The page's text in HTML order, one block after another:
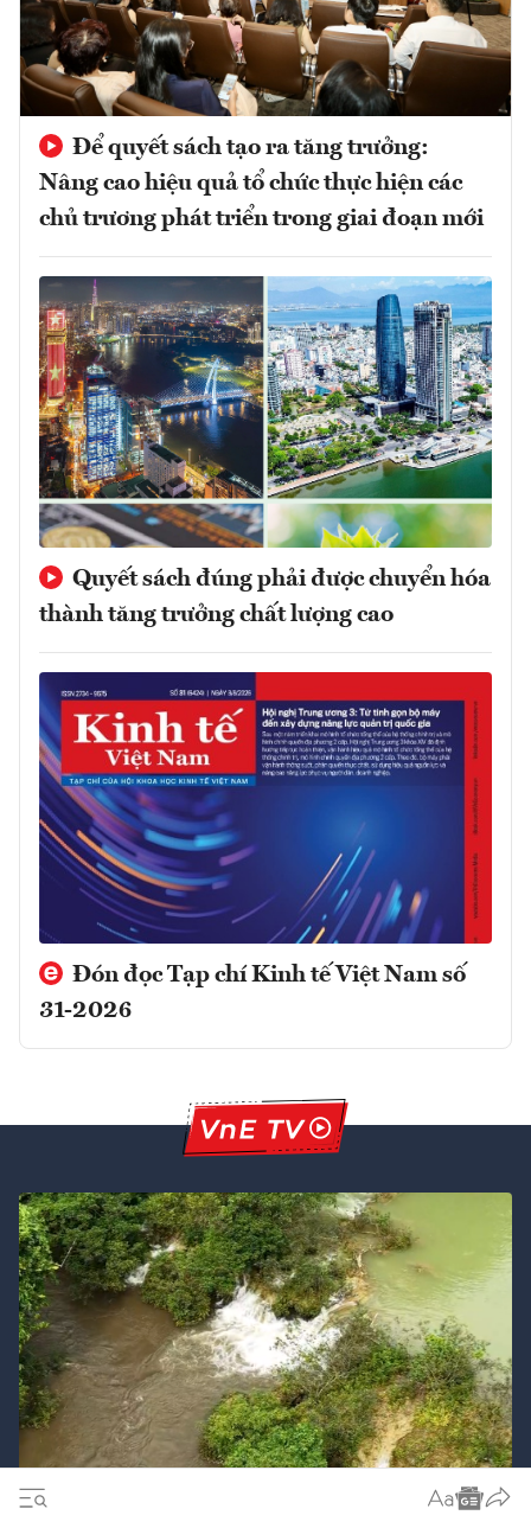
Để quyết sách tạo ra tăng trưởng:
Nâng cao hiệu quả tổ chức thực hiện các
chủ trương phát triển trong giai đoạn mới
Quyết sách đúng phải được chuyển hóa
thành tăng trưởng chất lượng cao
Đón đọc Tạp chí Kinh tế Việt Nam số
31-2026